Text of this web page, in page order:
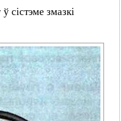
сістэме змазкі